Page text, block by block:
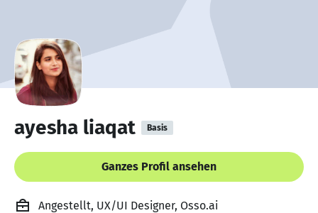
ayesha liaqat Basis
Ganzes Profil ansehen
Angestellt, UX/UI Designer, Osso.ai